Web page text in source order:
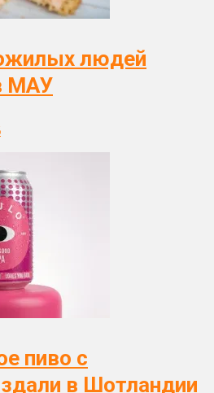
людей
МАУ
пиво с
в Шотландии